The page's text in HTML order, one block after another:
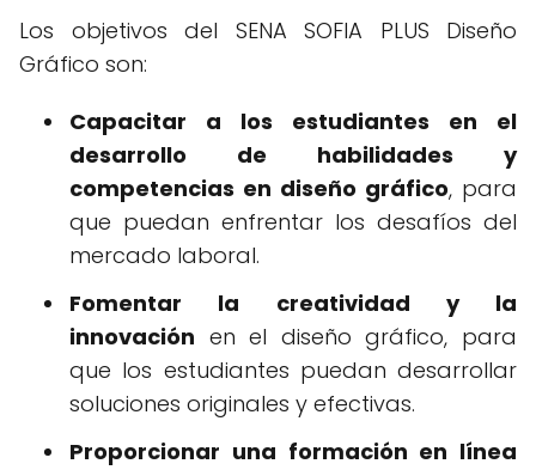
Los objetivos del SENA SOFIA PLUS Diseño
Gráfico son:
Capacitar a los estudiantes en el
desarrollo de habilidades y
competencias en diseño gráfico, para
que puedan enfrentar los desafíos del
mercado laboral.
Fomentar la creatividad y la
innovación en el diseño gráfico, para
que los estudiantes puedan desarrollar
soluciones originales y efectivas.
Proporcionar una formación en línea